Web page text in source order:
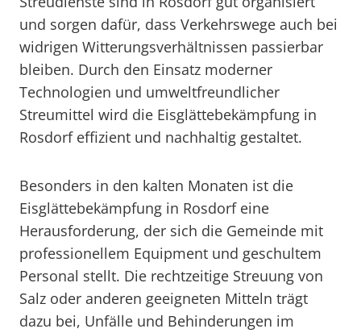
und sorgen dafür, dass Verkehrswege auch bei
widrigen Witterungsverhältnissen passierbar
bleiben. Durch den Einsatz moderner
Technologien und umweltfreundlicher
Streumittel wird die Eisglättebekämpfung in
Rosdorf effizient und nachhaltig gestaltet.
Besonders in den kalten Monaten ist die
Eisglättebekämpfung in Rosdorf eine
Herausforderung, der sich die Gemeinde mit
professionellem Equipment und geschultem
Personal stellt. Die rechtzeitige Streuung von
Salz oder anderen geeigneten Mitteln trägt
dazu bei, Unfälle und Behinderungen im